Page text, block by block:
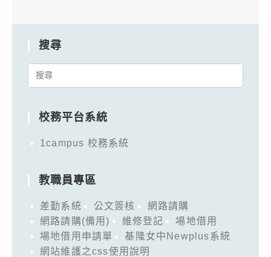
搜尋
Search
校務平台系統
1campus 校務系統
教職員專區
差勤系統 公文簽核
網路請購
網路請購(備用)
維修登記
場地借用
場地借用申請單
基隆女中Newplus系統
網站維護之css使用說明